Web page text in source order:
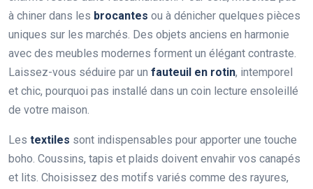
à chiner dans les brocantes ou à dénicher quelques pièces
uniques sur les marchés. Des objets anciens en harmonie
avec des meubles modernes forment un élégant contraste.
Laissez-vous séduire par un fauteuil en rotin, intemporel
et chic, pourquoi pas installé dans un coin lecture ensoleillé
de votre maison.
Les textiles sont indispensables pour apporter une touche
boho. Coussins, tapis et plaids doivent envahir vos canapés
et lits. Choisissez des motifs variés comme des rayures,